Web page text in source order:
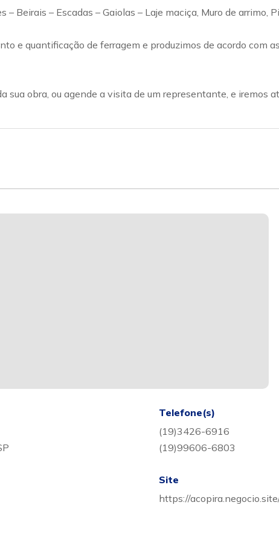
Beirais – Escadas – Gaiolas – Laje maciça, Muro de arrimo,
e quantificação de ferragem e produzimos de acordo com
sua obra, ou agende a visita de um representante, e iremos
Telefone(s)
(19)3426-6916
(19)99606-6803
Site
https://